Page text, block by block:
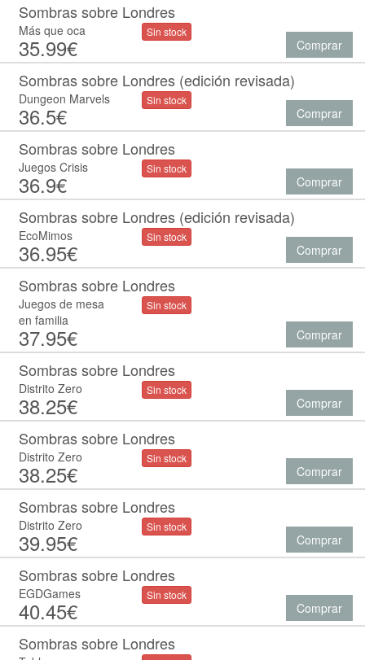
Sombras sobre Londres
Más que oca
35.99€
Sin stock
Comprar
Sombras sobre Londres (edición revisada)
Dungeon Marvels
36.5€
Sin stock
Comprar
Sombras sobre Londres
Juegos Crisis
36.9€
Sin stock
Comprar
Sombras sobre Londres (edición revisada)
EcoMimos
36.95€
Sin stock
Comprar
Sombras sobre Londres
Juegos de mesa
en familia
37.95€
Sin stock
Comprar
Sombras sobre Londres
Distrito Zero
38.25€
Sin stock
Comprar
Sombras sobre Londres
Distrito Zero
38.25€
Sin stock
Comprar
Sombras sobre Londres
Distrito Zero
39.95€
Sin stock
Comprar
Sombras sobre Londres
EGDGames
40.45€
Sin stock
Comprar
Sombras sobre Londres